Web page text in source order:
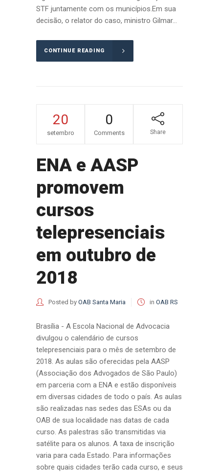
STF juntamente com os municípios.Em sua
decisão, o relator do caso, ministro Gilmar...
CONTINUE READING
20
setembro
0
Comments Share
ENA e AASP
promovem
cursos
telepresenciais
em outubro de
2018
Posted by OAB Santa Maria in OAB RS
Brasília - A Escola Nacional de Advocacia
divulgou o calendário de cursos
telepresenciais para o mês de setembro de
2018. As aulas são oferecidas pela AASP
(Associação dos Advogados de São Paulo)
em parceria com a ENA e estão disponíveis
em diversas cidades de todo o país. As aulas
são realizadas nas sedes das ESAs ou da
OAB de sua localidade nas datas de cada
curso. As palestras são transmitidas via
satélite para os alunos. A taxa de inscrição
varia para cada Estado. Para informações
sobre quais cidades terão cada curso, e seus